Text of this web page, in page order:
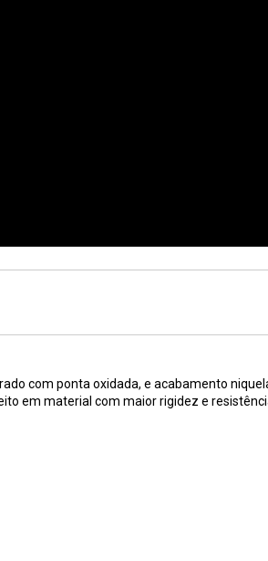
com ponta oxidada, e acabamento
em material com maior rigidez e